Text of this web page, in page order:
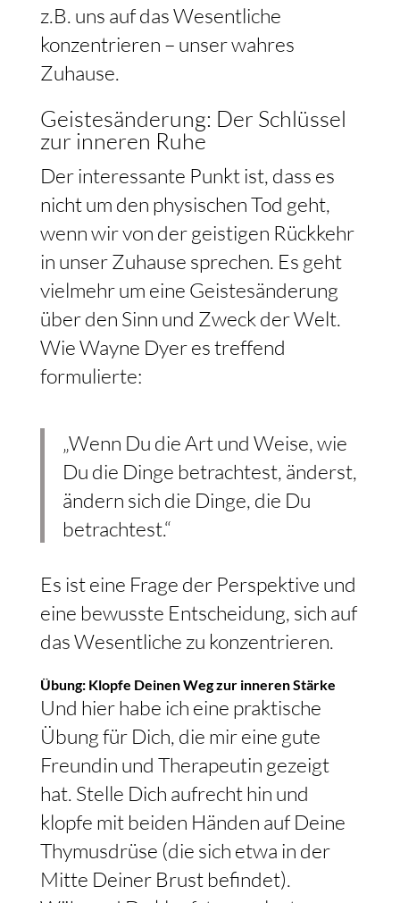
z.B. uns auf das Wesentliche
konzentrieren – unser wahres
Zuhause.
Geistesänderung: Der Schlüssel
zur inneren Ruhe
Der interessante Punkt ist, dass es
nicht um den physischen Tod geht,
wenn wir von der geistigen Rückkehr
in unser Zuhause sprechen. Es geht
vielmehr um eine Geistesänderung
über den Sinn und Zweck der Welt.
Wie Wayne Dyer es treffend
formulierte:
„Wenn Du die Art und Weise, wie
Du die Dinge betrachtest, änderst,
ändern sich die Dinge, die Du
betrachtest.“
Es ist eine Frage der Perspektive und
eine bewusste Entscheidung, sich auf
das Wesentliche zu konzentrieren.
Übung: Klopfe Deinen Weg zur inneren Stärke
Und hier habe ich eine praktische
Übung für Dich, die mir eine gute
Freundin und Therapeutin gezeigt
hat. Stelle Dich aufrecht hin und
klopfe mit beiden Händen auf Deine
Thymusdrüse (die sich etwa in der
Mitte Deiner Brust befindet).